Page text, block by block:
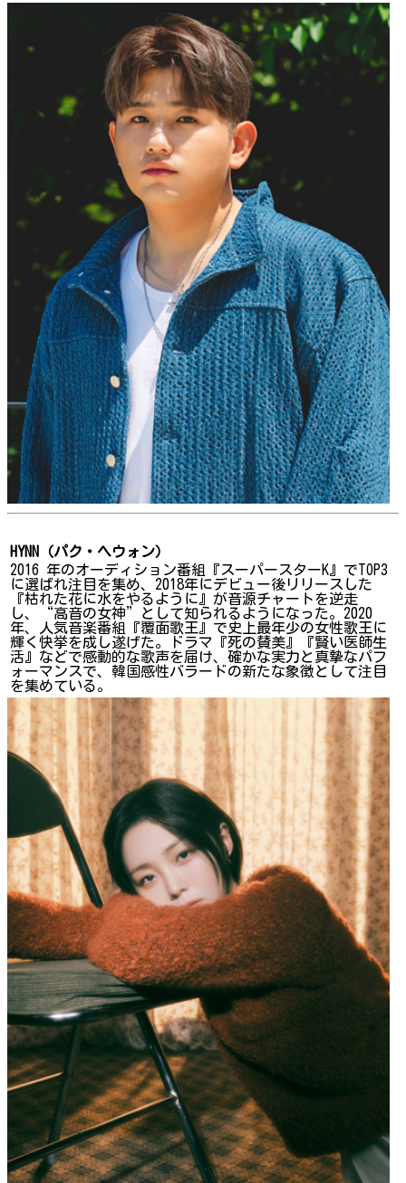
HYNN（パク・ヘウォン）
2016 年のオーディション番組『スーパースターK』でTOP3
に選ばれ注目を集め、2018年にデビュー後リリースした
『枯れた花に水をやるように』が音源チャートを逆走
し、“高音の女神”として知られるようになった。2020
年、人気音楽番組『覆面歌王』で史上最年少の女性歌王に
輝く快挙を成し遂げた。ドラマ『死の賛美』『賢い医師生
活』などで感動的な歌声を届け、確かな実力と真摯なパフ
ォーマンスで、韓国感性バラードの新たな象徴として注目
を集めている。